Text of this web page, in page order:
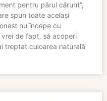
pentru părul cărunt”,
spun toate același
nu începe cu
de fapt, să acoperi
treptat culoarea naturală